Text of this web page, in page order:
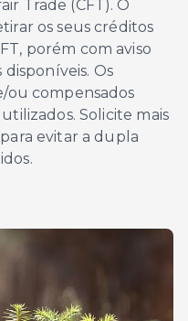
Trade (CFT). O
os seus créditos
porém com aviso
Os
ou compensados
Solicite mais
evitar a dupla